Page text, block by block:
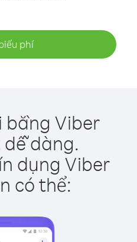
phí
bằng Viber
dàng.
dụng Viber
có thể: